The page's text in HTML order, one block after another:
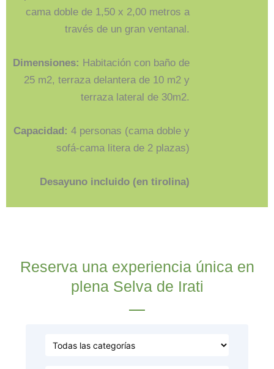
cama doble de 1,50 x 2,00 metros a
través de un gran ventanal.
Dimensiones: Habitación con baño de
25 m2, terraza delantera de 10 m2 y
terraza lateral de 30m2.
Capacidad: 4 personas (cama doble y
sofá-cama litera de 2 plazas)
Desayuno incluido (en tirolina)
Reserva una experiencia única en
plena Selva de Irati